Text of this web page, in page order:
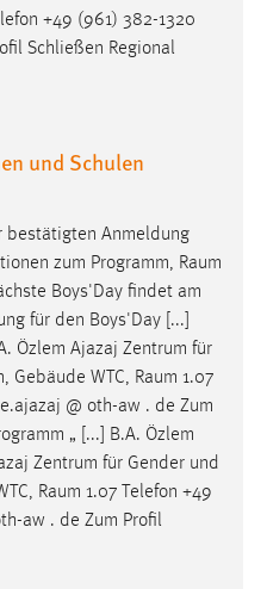
+49 (961) 382-1320
Schließen Regional
und Schulen
bestätigten Anmeldung
zum Programm, Raum
Boys'Day findet am
für den Boys'Day [...]
Özlem Ajazaj Zentrum für
Gebäude WTC, Raum 1.07
@ oth-aw . de Zum
„ [...] B.A. Özlem
Zentrum für Gender und
Raum 1.07 Telefon +49
aw . de Zum Profil